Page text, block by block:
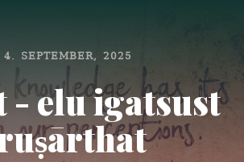
4. SEPTEMBER, 2025
- elu igatsust